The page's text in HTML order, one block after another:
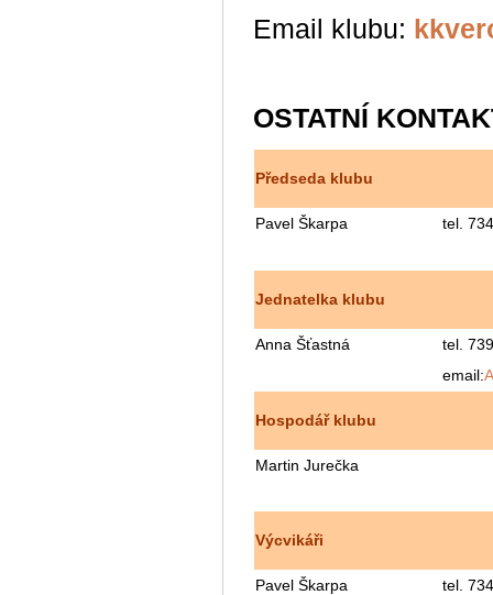
Email klubu:
OSTATNÍ
Předseda klubu
Pavel Škarpa tel.
Jednatelka klubu
Anna Šťastná tel.
email:
Hospodář klubu
Martin Jurečka
Výcvikáři
Pavel Škarpa tel.